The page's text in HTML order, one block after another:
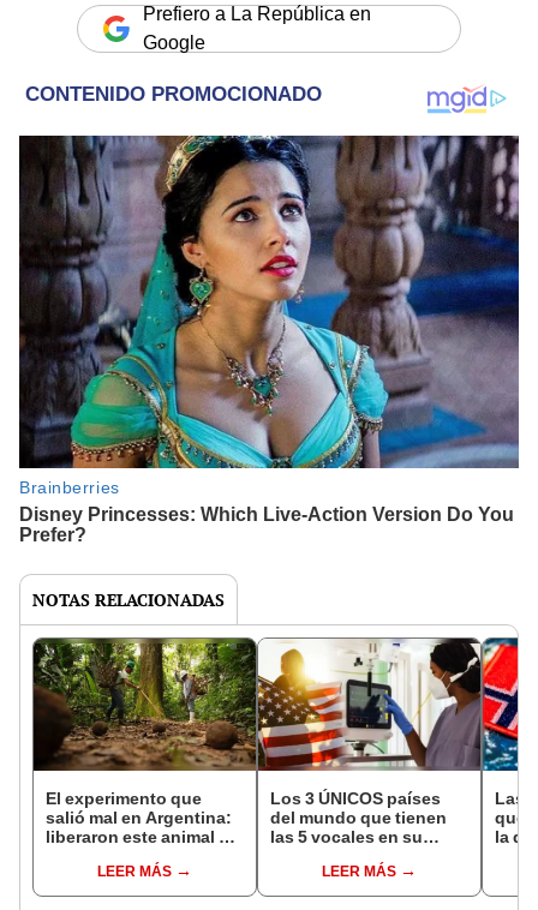
Prefiero a La República en
Google
NOTAS RELACIONADAS
El experimento que
salió mal en Argentina:
liberaron este animal y
bosques milenarios de
la Patagonia
LEER MÁS
Los 3 ÚNICOS países
del mundo que tienen
las 5 vocales en su
con unoLEER MÁS
Las
que
la de